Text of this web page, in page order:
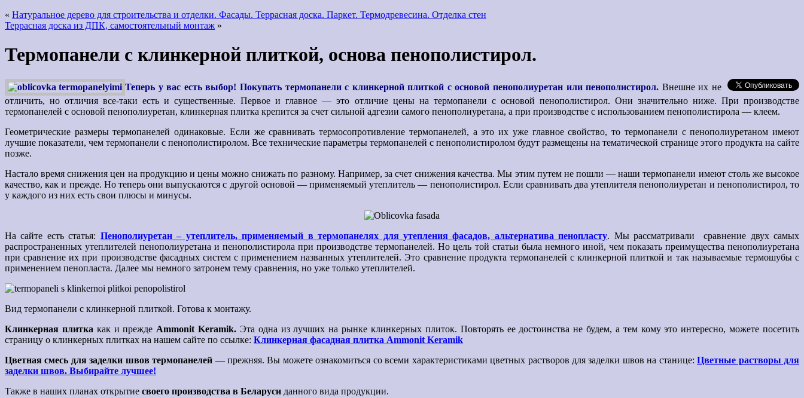
« Натуральное дерево для строительства и отделки. Фасады. Террасная доска. Паркет. Термодревесина. Отделка стен
Террасная доска из ДПК, самостоятельный монтаж »
Термопанели с клинкерной плиткой, основа пенополистирол.
Теперь у вас есть выбор! Покупать термопанели с клинкерной плиткой с основой пенополиуретан или пенополистирол. Внешне их не
отличить, но отличия все-таки есть и существенные. Первое и главное — это отличие цены на термопанели с основой пенополистирол. Они значительно ниже. При производстве
термопанелей с основой пенополиуретан, клинкерная плитка крепится за счет сильной адгезии самого пенополиуретана, а при производстве с использованием пенополистирола — клеем.
Геометрические размеры термопанелей одинаковые. Если же сравнивать термосопротивление термопанелей, а это их уже главное свойство, то термопанели с пенополиуретаном имеют
лучшие показатели, чем термопанели с пенополистиролом. Все технические параметры термопанелей с пенополистиролом будут размещены на тематической странице этого продукта на сайте
позже.
Настало время снижения цен на продукцию и цены можно снижать по разному. Например, за счет снижения качества. Мы этим путем не пошли — наши термопанели имеют столь же высокое
качество, как и прежде. Но теперь они выпускаются с другой основой — применяемый утеплитель — пенополистирол. Если сравнивать два утеплителя пенополиуретан и пенополистирол, то
у каждого из них есть свои плюсы и минусы.
На сайте есть статья: Пенополиуретан – утеплитель, применяемый в термопанелях для утепления фасадов, альтернатива пенопласту. Мы рассматривали сравнение двух самых
распространенных утеплителей пенополиуретана и пенополистирола при производстве термопанелей. Но цель той статьи была немного иной, чем показать преимущества пенополиуретана
при сравнение их при производстве фасадных систем с применением названных утеплителей. Это сравнение продукта термопанелей с клинкерной плиткой и так называемые термошубы с
применением пенопласта. Далее мы немного затронем тему сравнения, но уже только утеплителей.
Вид термопанели с клинкерной плиткой. Готова к монтажу.
Клинкерная плитка как и прежде Ammonit Keramik. Эта одна из лучших на рынке клинкерных плиток. Повторять ее достоинства не будем, а тем кому это интересно, можете посетить
страницу о клинкерных плитках на нашем сайте по ссылке: Клинкерная фасадная плитка Ammonit Keramik
Цветная смесь для заделки швов термопанелей —прежняя. Вы можете ознакомиться со всеми характеристиками цветных растворов для заделки швов на станице: Цветные растворы для
заделки швов. Выбирайте лучшее!
Также в наших планах открытие своего производства в Беларуси данного вида продукции.